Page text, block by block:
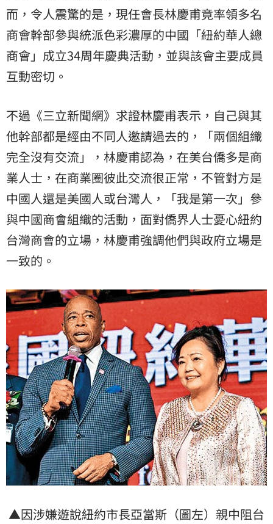
而，令人震驚的是，現任會長林慶甫竟率領多名
商會幹部參與統派色彩濃厚的中國「紐約華人總
商會」成立34周年慶典活動，並與該會主要成員
互動密切。
不過《三立新聞網》求證林慶甫表示，自己與其
他幹部都是經由不同人邀請過去的，「兩個組織
完全沒有交流」，林慶甫認為，在美台僑多是商
業人士，在商業圈彼此交流很正常，不管對方是
中國人還是美國人或台灣人，「我是第一次」參
與中國商會組織的活動，面對僑界人士憂心紐約
台灣商會的立場，林慶甫強調他們與政府立場是
一致的。
▲因涉嫌遊說紐約市長亞當斯（圖左）親中阻台